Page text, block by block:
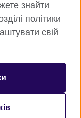
знайти
політики
свій